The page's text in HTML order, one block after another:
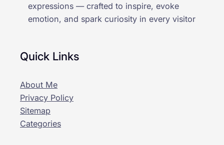
expressions — crafted to inspire, evoke
emotion, and spark curiosity in every visitor
Quick Links
About Me
Privacy Policy
Sitemap
Categories